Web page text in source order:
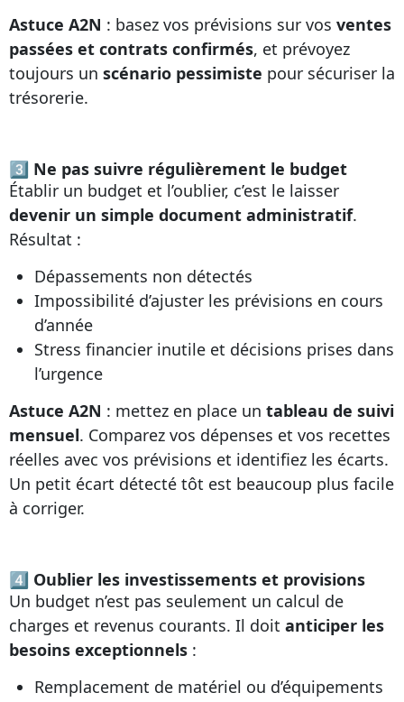
Astuce A2N : basez vos prévisions sur vos ventes
passées et contrats confirmés, et prévoyez
toujours un scénario pessimiste pour sécuriser la
trésorerie.
3⃣ Ne pas suivre régulièrement le budget
Établir un budget et l’oublier, c’est le laisser
devenir un simple document administratif.
Résultat :
Dépassements non détectés
Impossibilité d’ajuster les prévisions en cours
d’année
Stress financier inutile et décisions prises dans
l’urgence
Astuce A2N : mettez en place un tableau de suivi
mensuel. Comparez vos dépenses et vos recettes
réelles avec vos prévisions et identifiez les écarts.
Un petit écart détecté tôt est beaucoup plus facile
à corriger.
4⃣ Oublier les investissements et provisions
Un budget n’est pas seulement un calcul de
charges et revenus courants. Il doit anticiper les
besoins exceptionnels :
Remplacement de matériel ou d’équipements